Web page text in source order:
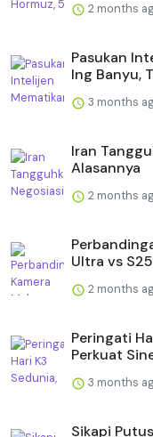
2 months
Pasukan
Ing Banyu,
3 months
Iran
Alasannya
2 months
Ultra vs
2 months
Peringati
Perkuat
3 months
Sikapi